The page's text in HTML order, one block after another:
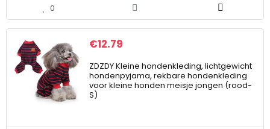
0
€12.79
ZDZDY Kleine hondenkleding, lichtgewicht
hondenpyjama, rekbare hondenkleding
voor kleine honden meisje jongen (rood-
S)